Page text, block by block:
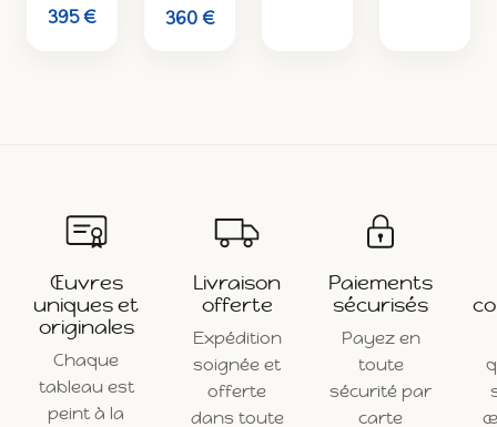
395 € 360 €
Œuvres
uniques et
originales
Chaque
tableau est
peint à la
Livraison
offerte
Expédition
soignée et
offerte
dans toute
Paiements
sécurisés
Payez en
toute
sécurité par
carte